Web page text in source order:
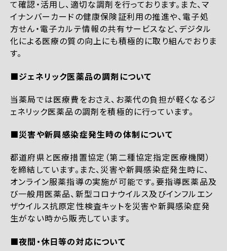
て確認・活用し、適切な調剤を行っております。また、マ
イナンバーカードの健康保険証利用の推進や、電子処
方せん・電子カルテ情報の共有サービスなど、デジタル
化による医療の質の向上にも積極的に取り組んでおりま
す。
■ジェネリック医薬品の調剤について
当薬局では医療費をおさえ、お薬代の負担が軽くなるジ
ェネリック医薬品の調剤を積極的に行っています。
■災害や新興感染症発生時の体制について
都道府県と医療措置協定（第二種協定指定医療機関）
を締結しています。また、災害や新興感染症発生時に、
オンライン服薬指導の実施が可能です。要指導医薬品及
び一般用医薬品、新型コロナウイルス及びインフルエン
ザウイルス抗原定性検査キットを災害や新興感染症発
生がない時から販売しています。
■夜間・休日等の対応について